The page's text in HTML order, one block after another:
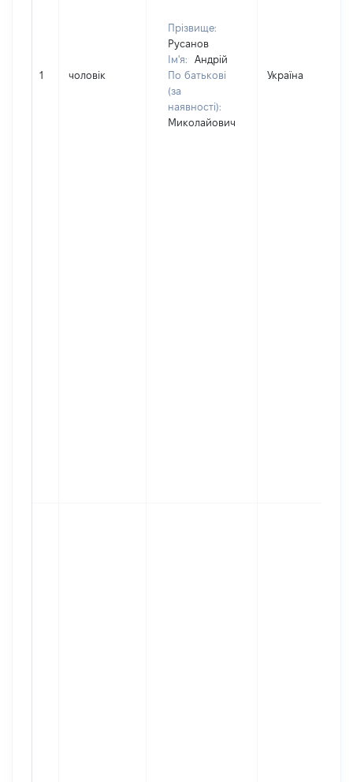
1 чоловік
Прізвище:
Русанов
Ім'я:
Андрій
По батькові
(за
наявності):
Миколайович
Україна